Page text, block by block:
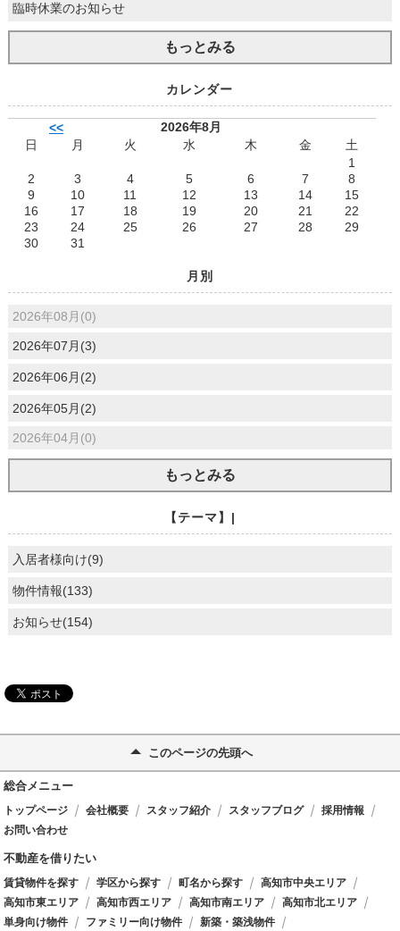
臨時休業のお知らせ
もっとみる
カレンダー
<<
2026年8月
日
月 火 水 木 金
土
1
2
3 4 5 6 7
8
9
10 11 12 13 14
15
16
17 18 19 20 21
22
23
24 25 26 27 28
29
30
31
月別
2026年08月(0)
2026年07月(3)
2026年06月(2)
2026年05月(2)
2026年04月(0)
もっとみる
【テーマ】|
入居者様向け(9)
物件情報(133)
お知らせ(154)
このページの先頭へ
総合メニュー
トップページ 会社概要 スタッフ紹介 スタッフブログ
採用情報
お問い合わせ
不動産を借りたい
賃貸物件を探す 学区から探す 町名から探す
高知市中央エリア
高知市東エリア
高知市西エリア 高知市南エリア
高知市北エリア
単身向け物件
ファミリー向け物件
新築・築浅物件